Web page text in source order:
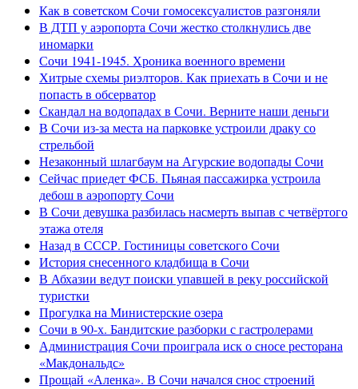
Как в советском Сочи гомосексуалистов разгоняли
В ДТП у аэропорта Сочи жестко столкнулись две
иномарки
Сочи 1941-1945. Хроника военного времени
Хитрые схемы риэлторов. Как приехать в Сочи и не
попасть в обсерватор
Скандал на водопадах в Сочи. Верните наши деньги
В Сочи из-за места на парковке устроили драку со
стрельбой
Незаконный шлагбаум на Агурские водопады Сочи
Сейчас приедет ФСБ. Пьяная пассажирка устроила
дебош в аэропорту Сочи
В Сочи девушка разбилась насмерть выпав с четвёртого
этажа отеля
Назад в СССР. Гостиницы советского Сочи
История снесенного кладбища в Сочи
В Абхазии ведут поиски упавшей в реку российской
туристки
Прогулка на Министерские озера
Сочи в 90-х. Бандитские разборки с гастролерами
Администрация Сочи проиграла иск о сносе ресторана
«Макдональдс»
Прощай «Аленка». В Сочи начался снос строений